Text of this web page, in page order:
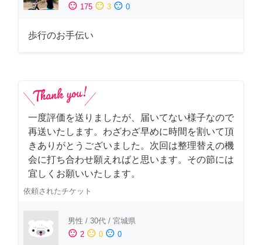
sentiment_satisfied 175 sentiment_neutral 3 sentiment_dissatisfied 0
歩行のお手伝い
一度評価を送りましたが、届いてない様子なので
再送いたします。わざわざ早めに時間を割いて頂
きありがとうございました。次回は整理替えの機
会に打ち合わせ願えればと思います。その節には
宜しくお願いいたします。
依頼されたチケット
男性 / 30代 / 宮城県
sentiment_satisfied 2 sentiment_neutral 0 sentiment_dissatisfied 0